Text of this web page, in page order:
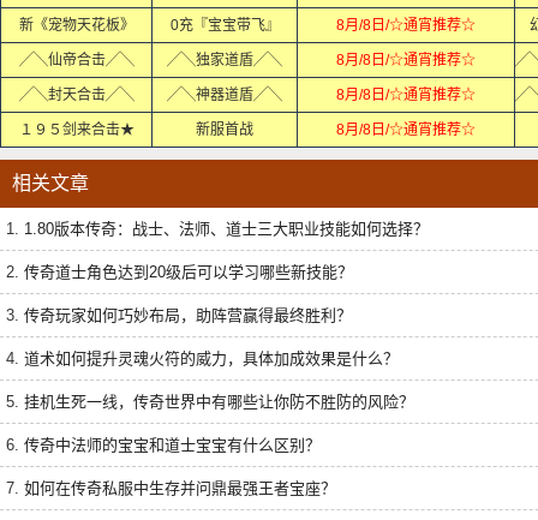
新《宠物天花板》 0充『宝宝带飞』 8月/8日/☆通宵推荐☆
╱╲仙帝合击╱╲ ╱╲独家道盾╱╲ 8月/8日/☆通宵推荐☆
╱╲封天合击╱╲ ╱╲神器道盾╱╲ 8月/8日/☆通宵推荐☆
１９５剑来合击★ 新服首战 8月/8日/☆通宵推荐☆
相关文章
1. 1.80版本传奇：战士、法师、道士三大职业技能如何选择？
2. 传奇道士角色达到20级后可以学习哪些新技能？
3. 传奇玩家如何巧妙布局，助阵营赢得最终胜利？
4. 道术如何提升灵魂火符的威力，具体加成效果是什么？
5. 挂机生死一线，传奇世界中有哪些让你防不胜防的风险？
6. 传奇中法师的宝宝和道士宝宝有什么区别？
7. 如何在传奇私服中生存并问鼎最强王者宝座？